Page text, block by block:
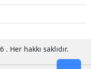
Her hakkı saklıdır.